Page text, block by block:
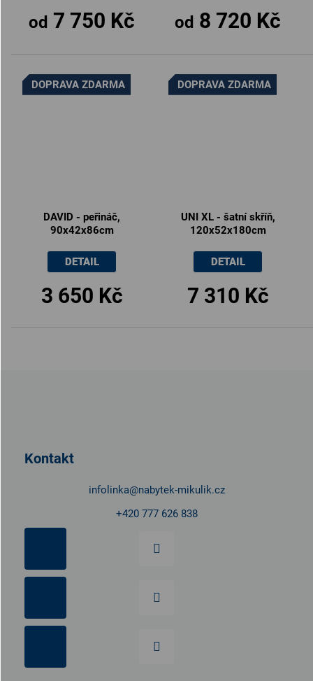
od 7 750 Kč od 8 720 Kč
DOPRAVA ZDARMA
DAVID - peřináč,
90x42x86cm
3 650 Kč
DETAIL
DOPRAVA ZDARMA
UNI XL - šatní skříň,
120x52x180cm
7 310 Kč
DETAIL
Kontakt
infolinka@nabytek-mikulik.cz
+420 777 626 838